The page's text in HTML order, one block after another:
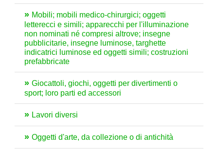
Mobili; mobili medico-chirurgici; oggetti
letterecci e simili; apparecchi per l'illuminazione
non nominati né compresi altrove; insegne
pubblicitarie, insegne luminose, targhette
indicatrici luminose ed oggetti simili; costruzioni
prefabbricate
Giocattoli, giochi, oggetti per divertimenti o
sport; loro parti ed accessori
Lavori diversi
Oggetti d'arte, da collezione o di antichità